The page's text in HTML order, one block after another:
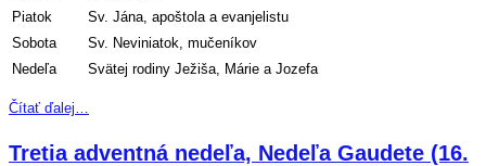
Piatok
Sv. Jána, apoštola a evanjelistu
Sobota
Sv. Neviniatok, mučeníkov
Nedeľa
Svätej rodiny Ježiša, Márie a Jozefa
Čítať ďalej…
Tretia adventná nedeľa, Nedeľa Gaudete (16.